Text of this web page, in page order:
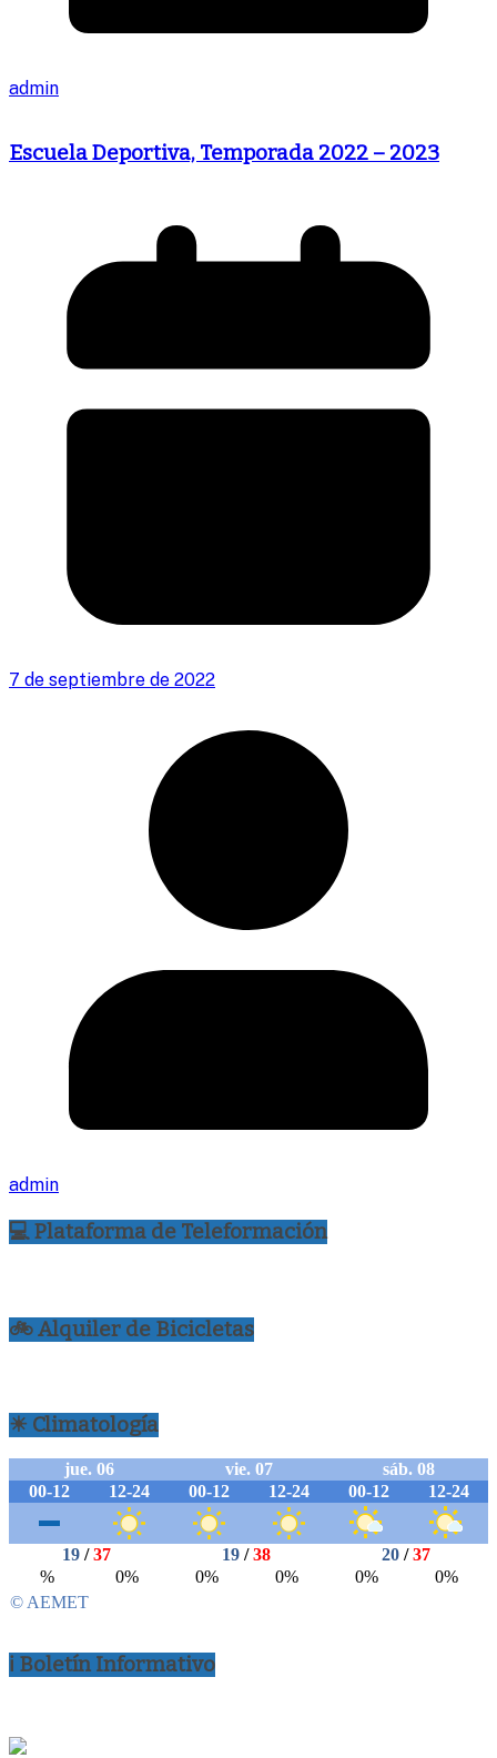
admin
Escuela Deportiva, Temporada 2022 – 2023
7 de septiembre de 2022
admin
💻 Plataforma de Teleformación
🚲 Alquiler de Bicicletas
☀ Climatología
ℹ Boletín Informativo